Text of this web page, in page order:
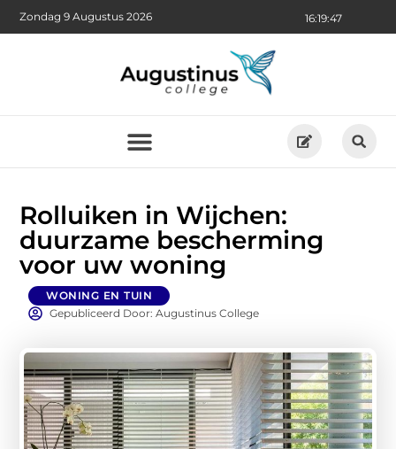
16:19:49
Zondag 9 Augustus 2026
Rolluiken in Wijchen:
duurzame bescherming
voor uw woning
WONING EN TUIN
Gepubliceerd Door: Augustinus College